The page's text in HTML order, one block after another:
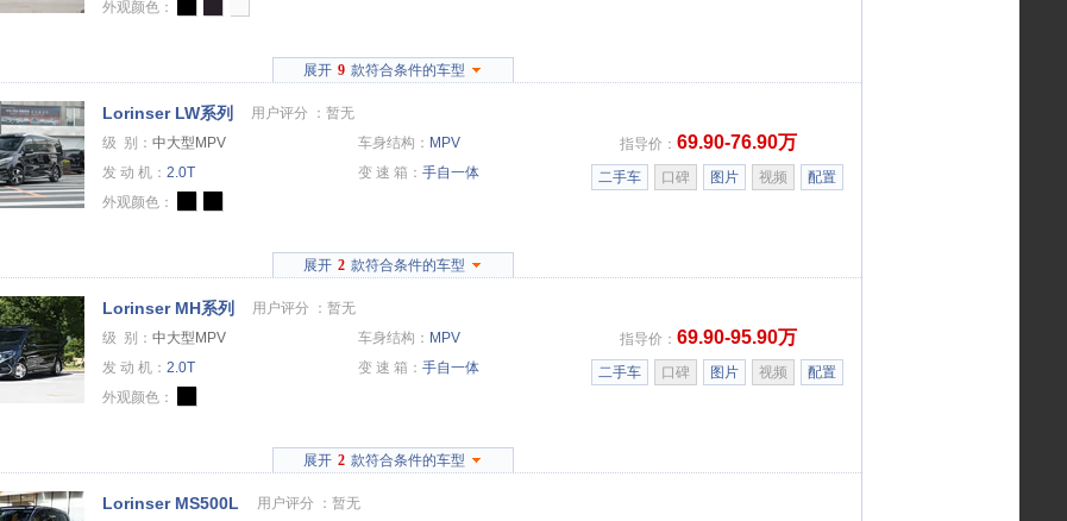
外观颜色：
展开 9 款符合条件的车型
Lorinser LW系列 用户评分 ： 暂无
级 别： 中大型MPV 车身结构： MPV
发 动 机： 2.0T 变 速 箱： 手自一体
外观颜色：
指导价： 69.90-76.90万
二手车 口碑 图片 视频 配置
展开 2 款符合条件的车型
Lorinser MH系列 用户评分 ： 暂无
级 别： 中大型MPV 车身结构： MPV
发 动 机： 2.0T 变 速 箱： 手自一体
外观颜色：
指导价： 69.90-95.90万
二手车 口碑 图片 视频 配置
展开 2 款符合条件的车型
Lorinser MS500L 用户评分 ： 暂无